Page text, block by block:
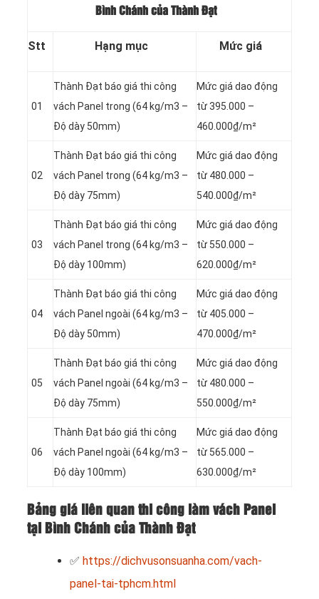
Bình Chánh của Thành Đạt
Stt Hạng mục Mức giá
01
Thành Đạt báo giá thi công
vách Panel trong (64 kg/m3 –
Độ dày 50mm)
Mức giá dao động
từ 395.000 –
460.000₫/m²
02
Thành Đạt báo giá thi công
vách Panel trong (64 kg/m3 –
Độ dày 75mm)
Mức giá dao động
từ 480.000 –
540.000₫/m²
03
Thành Đạt báo giá thi công
vách Panel trong (64 kg/m3 –
Độ dày 100mm)
Mức giá dao động
từ 550.000 –
620.000₫/m²
04
Thành Đạt báo giá thi công
vách Panel ngoài (64 kg/m3 –
Độ dày 50mm)
Mức giá dao động
từ 405.000 –
470.000₫/m²
05
Thành Đạt báo giá thi công
vách Panel ngoài (64 kg/m3 –
Độ dày 75mm)
Mức giá dao động
từ 480.000 –
550.000₫/m²
06
Thành Đạt báo giá thi công
vách Panel ngoài (64 kg/m3 –
Độ dày 100mm)
Mức giá dao động
từ 565.000 –
630.000₫/m²
Bảng giá liên quan thi công làm vách Panel
tại Bình Chánh của Thành Đạt
✅ https://dichvusonsuanha.com/vach-
panel-tai-tphcm.html